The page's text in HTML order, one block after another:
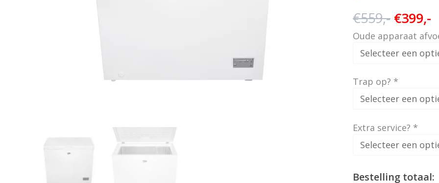
€559,-
prijs
was:
€559,-.
€399,-
Oude apparaat
Trap op? *
Extra service? *
Bestelling totaal: